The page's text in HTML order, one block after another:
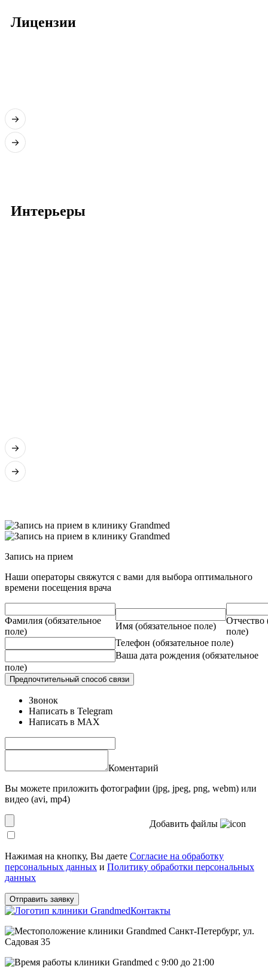
Лицензии
Интерьеры
Запись на прием
Наши операторы свяжутся с вами для выбора оптимального
времени посещения врача
Фамилия (обязательное
поле)
Имя (обязательное поле)
Отчество
поле)
Телефон (обязательное поле)
Ваша дата рождения (обязательное
поле)
Предпочтительный способ связи
Звонок
Написать в Telegram
Написать в MAX
Коментарий
Вы можете приложить фотографии (jpg, jpeg, png, webm) или
видео (avi, mp4)
Добавить файлы
Нажимая на кнопку, Вы даете Согласие на обработку
персональных данных и Политику обработки персональных
данных
Отправить заявку
Контакты
Санкт-Петербург, ул.
Садовая 35
c 9:00 до 21:00